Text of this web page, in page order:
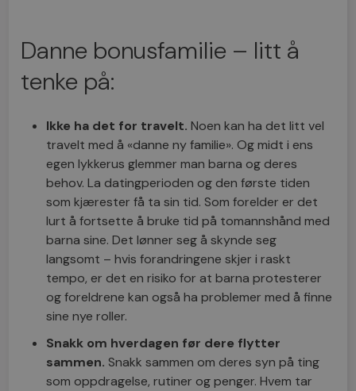
Danne bonusfamilie – litt å
tenke på:
Ikke ha det for travelt. Noen kan ha det litt vel
travelt med å «danne ny familie». Og midt i ens
egen lykkerus glemmer man barna og deres
behov. La datingperioden og den første tiden
som kjærester få ta sin tid. Som forelder er det
lurt å fortsette å bruke tid på tomannshånd med
barna sine. Det lønner seg å skynde seg
langsomt – hvis forandringene skjer i raskt
tempo, er det en risiko for at barna protesterer
og foreldrene kan også ha problemer med å finne
sine nye roller.
Snakk om hverdagen før dere flytter
sammen. Snakk sammen om deres syn på ting
som oppdragelse, rutiner og penger. Hvem tar